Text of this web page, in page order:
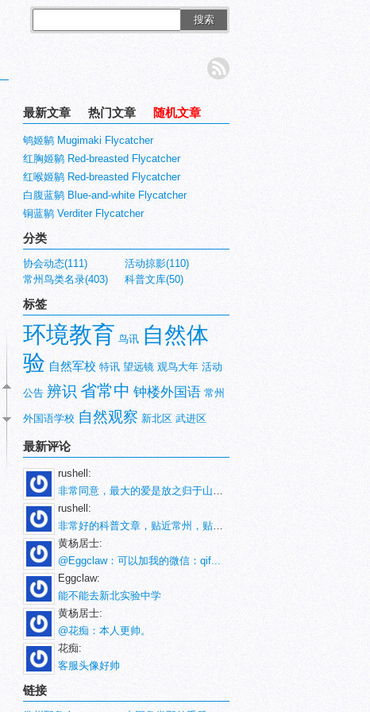
搜索
最新文章 热门文章 随机文章
鸲姬鹟 Mugimaki Flycatcher
红胸姬鹟 Red-breasted Flycatcher
红喉姬鹟 Red-breasted Flycatcher
白腹蓝鹟 Blue-and-white Flycatcher
铜蓝鹟 Verditer Flycatcher
分类
协会动态(111)
活动掠影(110)
常州鸟类名录(403)
科普文库(50)
标签
环境教育 鸟讯 自然体
验 自然军校 特讯 望远镜 观鸟大年 活动
公告 辨识 省常中 钟楼外国语 常州
外国语学校 自然观察 新北区 武进区
最新评论
rushell:
非常同意，最大的爱是放之归于山林。
rushell:
非常好的科普文章，贴近常州，贴近生活！
黄杨居士:
@Eggclaw：可以加我的微信：qif...
Eggclaw:
能不能去新北实验中学
黄杨居士:
@花痴：本人更帅。
花痴:
客服头像好帅
链接